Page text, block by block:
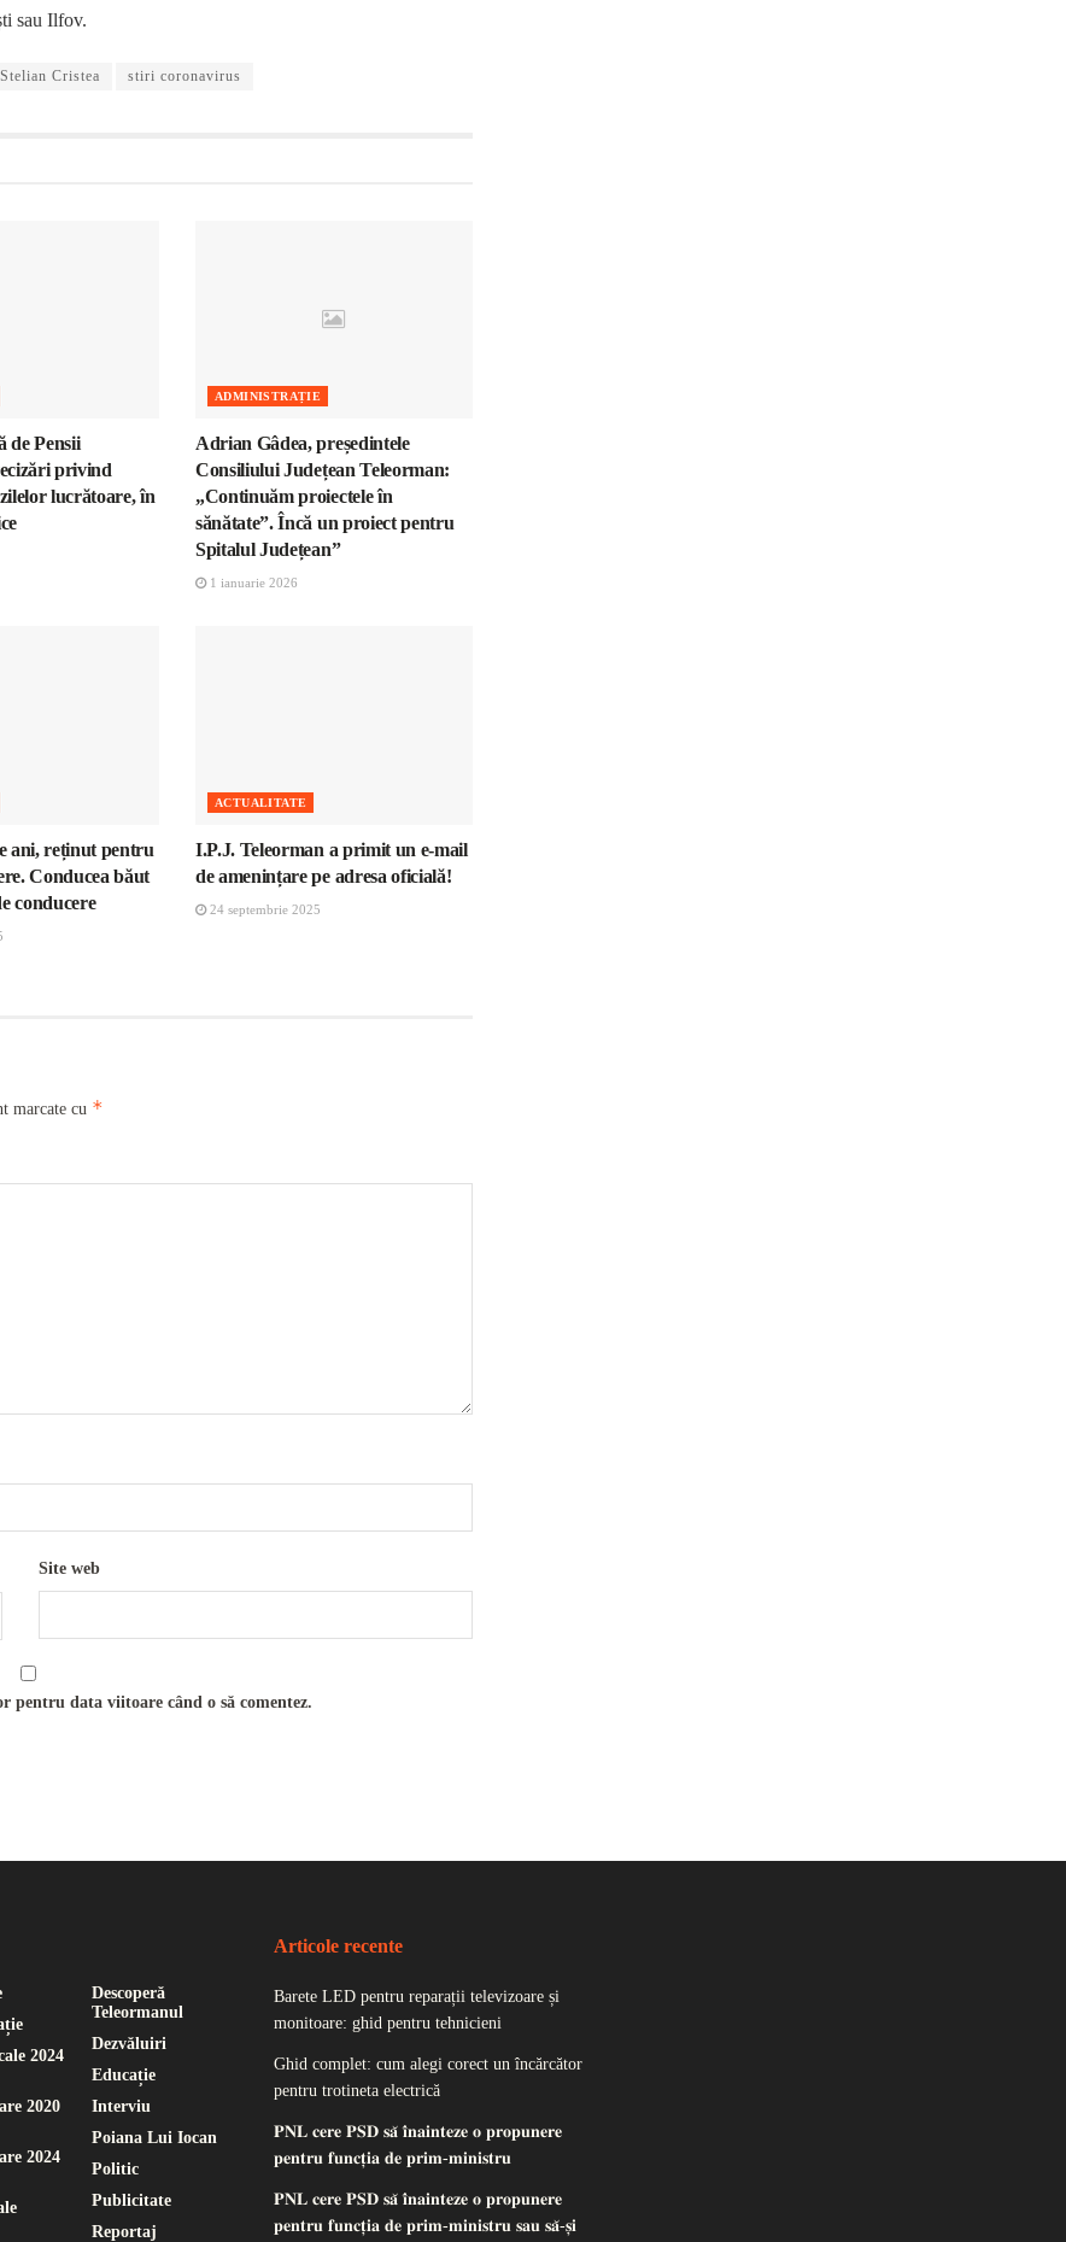
sau Ilfov.
Stelian Cristea stiri coronavirus
de Pensii
privind
lucrătoare, în
ADMINISTRAȚIE
Adrian Gâdea, președintele
Consiliului Județean Teleorman:
„Continuăm proiectele în
sănătate”. Încă un proiect pentru
Spitalul Județean”
1 ianuarie 2026
ani, reținut pentru
Conducea băut
conducere
ACTUALITATE
I.P.J. Teleorman a primit un e-mail
de amenințare pe adresa oficială!
24 septembrie 2025
marcate cu *
Site web
pentru data viitoare când o să comentez.
2024
2020
2024
Descoperă
Teleormanul
Dezvăluiri
Educație
Interviu
Poiana Lui Iocan
Politic
Publicitate
Reportaj
Articole recente
Barete LED pentru reparații televizoare și
monitoare: ghid pentru tehnicieni
Ghid complet: cum alegi corect un încărcător
pentru trotineta electrică
𝐏𝐍𝐋 𝐜𝐞𝐫𝐞 𝐏𝐒𝐃 𝐬𝐚̆ 𝐢̂𝐧𝐚𝐢𝐧𝐭𝐞𝐳𝐞 𝐨 𝐩𝐫𝐨𝐩𝐮𝐧𝐞𝐫𝐞
𝐩𝐞𝐧𝐭𝐫𝐮 𝐟𝐮𝐧𝐜𝐭̦𝐢𝐚 𝐝𝐞 𝐩𝐫𝐢𝐦-𝐦𝐢𝐧𝐢𝐬𝐭𝐫𝐮
𝐏𝐍𝐋 𝐜𝐞𝐫𝐞 𝐏𝐒𝐃 𝐬𝐚̆ 𝐢̂𝐧𝐚𝐢𝐧𝐭𝐞𝐳𝐞 𝐨 𝐩𝐫𝐨𝐩𝐮𝐧𝐞𝐫𝐞
𝐩𝐞𝐧𝐭𝐫𝐮 𝐟𝐮𝐧𝐜𝐭̦𝐢𝐚 𝐝𝐞 𝐩𝐫𝐢𝐦-𝐦𝐢𝐧𝐢𝐬𝐭𝐫𝐮 𝐬𝐚𝐮 𝐬𝐚̆-𝐬̦𝐢